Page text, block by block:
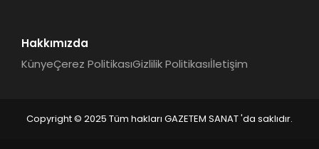
Hakkımızda
KünyeÇerez PolitikasıGizlilik Politikasıİletişim
Copyright © 2025 Tüm hakları GAZETEM SANAT 'da saklıdır.